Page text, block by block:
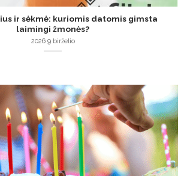
ir sėkmė: kuriomis datomis gimsta
laimingi žmonės?
2026 9 birželio